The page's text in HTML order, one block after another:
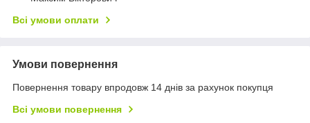
Всі умови оплати
Умови повернення
Повернення товару впродовж 14 днів за рахунок покупця
Всі умови повернення